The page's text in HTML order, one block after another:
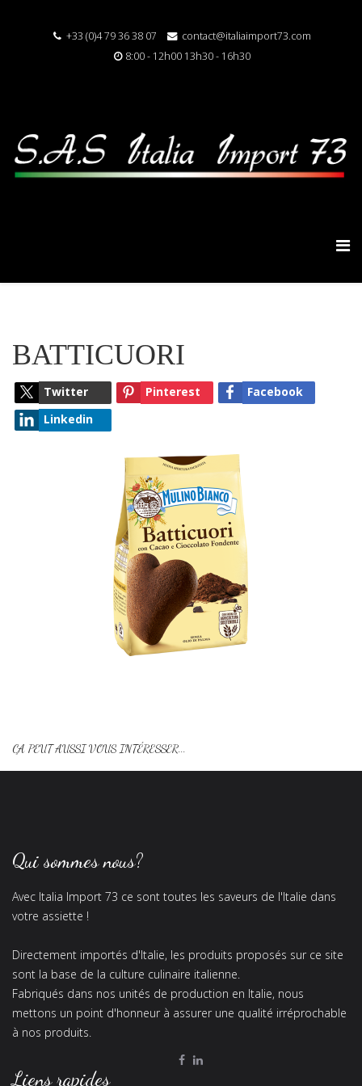
+33 (0)4 79 36 38 07
contact@italiaimport73.com
8:00 - 12h00 13h30 - 16h30
BATTICUORI
Twitter Pinterest
Facebook
Linkedin
ÇA PEUT AUSSI VOUS INTÉRESSER...
Qui sommes nous?
Avec Italia Import 73 ce sont toutes les saveurs de l'Italie dans
votre assiette !
Directement importés d'Italie, les produits proposés sur ce site
sont la base de la culture culinaire italienne.
Fabriqués dans nos unités de production en Italie, nous
mettons un point d'honneur à assurer une qualité irréprochable
à nos produits.
Liens rapides